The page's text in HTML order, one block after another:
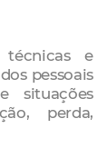
técnicas e
pessoais
situações
perda,